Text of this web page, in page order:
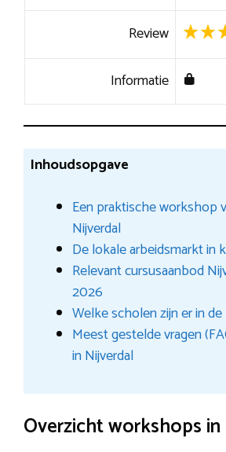
Review
Informatie
Inhoudsopgave
Een praktische workshop
Nijverdal
De lokale arbeidsmarkt in
Relevant cursusaanbod
2026
Welke scholen zijn er in
Meest gestelde vragen
in Nijverdal
Overzicht workshops